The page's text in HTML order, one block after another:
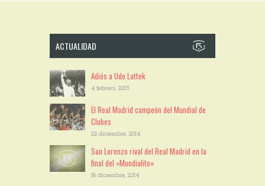
ACTUALIDAD
Adiós a Udo Lattek
4 febrero, 2015
El Real Madrid campeón del Mundial de
Clubes
22 diciembre, 2014
San Lorenzo rival del Real Madrid en la
final del «Mundialito»
18 diciembre, 2014